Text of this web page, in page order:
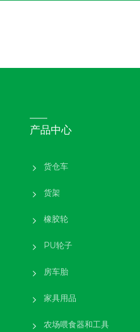
产品中心
货仓车
货架
橡胶轮
PU轮子
房车胎
家具用品
农场喂食器和工具